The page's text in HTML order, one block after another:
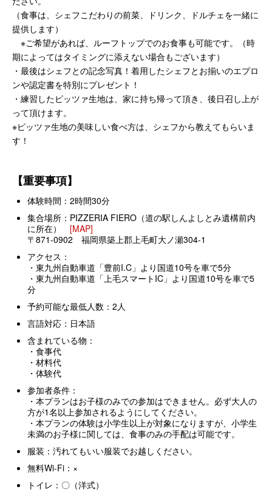
（食事は、シェフこだわりの前菜、ドリンク、ドルチェを一緒に
提供します）
※ご希望があれば、ルーフトップでのお食事も可能です。（時
期によってはタイミングに添えない場合もございます）
・最後はシェフとの記念写真！着用したシェフとお揃いのエプロ
ンや認定書を特別にプレゼント！
・練習したピッツァ生地は、家に持ち帰って頂き、後日召し上が
って頂けます。
※ピッツァ生地の美味しい食べ方は、シェフから教えてもらいま
す！
【重要事項】
体験時間：2時間30分
集合場所：PIZZERIA FIERO（道の駅しんよしとみ遺構前内
に所在） [MAP]
〒871-0902 福岡県築上郡上毛町大ノ瀬304-1
アクセス：
・東九州自動車道「豊前I.C」より国道10号を車で5分
・東九州自動車道「上毛スマートIC」より国道10号を車で5
分
予約可能な最低人数：2人
言語対応：日本語
含まれている物：
・食事代
・材料代
・体験代
参加者条件：
・本プランはお子様のみでの参加はできません。必ず大人の
方が1名以上参加されるようにしてください。
・本プランの体験は小学生以上が対象になりますが、小学生
未満のお子様に関しては、食事のみの手配は可能です。
服装：汚れてもいい服装でお越しください。
無料Wi-Fi：×
トイレ：〇（洋式）